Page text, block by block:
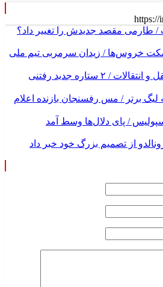
https://
/ طارمی مقصد جدیدش را تغییر داد؟
خروس‌ها / زیدان سرمربی تیم ملی
مشکل بزرگ استقلال در نقل و انتقالات / ۲ ستاره جدید رفتنی
برتر / مس رفسنجان بازنده اعلام
/ پای دلال‌ها وسط آمد
از تصمیم بزرگ خود خبر داد